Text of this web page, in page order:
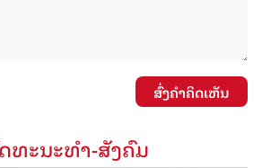
ສົ່ງຄໍາຄິດເຫັນ
ທະນະທຳ-ສັງຄົມ